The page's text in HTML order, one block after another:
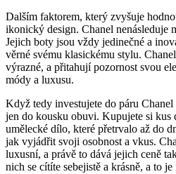
Dalším⁢ faktorem, který zvyšuje
ikonický design. Chanel ⁤nenásleduje
Jejich boty jsou vždy jedinečné a
věrné svému klasickému stylu.
výrazné, a přitahují pozornost svou
módy a luxusu.
Když tedy⁢ investujete do páru
jen do kousku obuvi. Kupujete si⁣ kus
umělecké ​dílo, které přetrvalo až do
jak⁤ vyjádřit ​svoji osobnost a vkus.
luxusní, a právě to dává jejich ⁢ceně
nich⁣ se cítíte‌ sebejistě⁤ a krásně, a to